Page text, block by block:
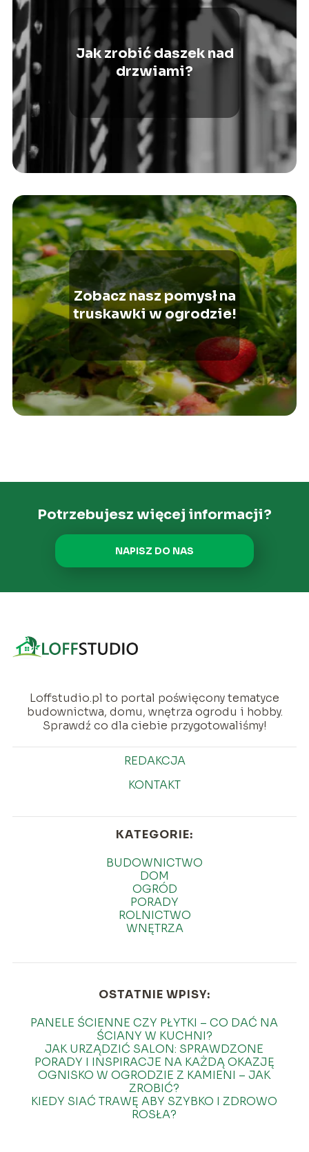
Jak zrobić daszek nad
drzwiami?
Zobacz nasz pomysł na
truskawki w ogrodzie!
Potrzebujesz więcej informacji?
NAPISZ DO NAS
Loffstudio.pl to portal poświęcony tematyce
budownictwa, domu, wnętrza ogrodu i hobby.
Sprawdź co dla ciebie przygotowaliśmy!
REDAKCJA
KONTAKT
KATEGORIE:
BUDOWNICTWO
DOM
OGRÓD
PORADY
ROLNICTWO
WNĘTRZA
OSTATNIE WPISY:
PANELE ŚCIENNE CZY PŁYTKI – CO DAĆ NA
ŚCIANY W KUCHNI?
JAK URZĄDZIĆ SALON: SPRAWDZONE
PORADY I INSPIRACJE NA KAŻDĄ OKAZJĘ
OGNISKO W OGRODZIE Z KAMIENI – JAK
ZROBIĆ?
KIEDY SIAĆ TRAWĘ ABY SZYBKO I ZDROWO
ROSŁA?